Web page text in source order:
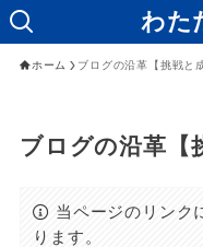
わた
ホーム ブログの沿革【挑戦と
ブログの沿革【
当ページのリンク
ります。